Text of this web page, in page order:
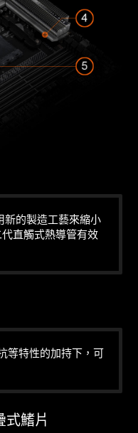
的製造工藝來縮小
直觸式熱導管有效
等特性的加持下，可
鰭片